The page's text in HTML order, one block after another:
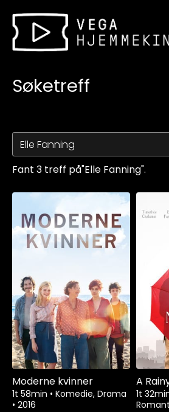
Søketreff
Fant 3 treff på"Elle Fanning".
Moderne kvinner
1t 58min • Komedie, Drama
• 2016
A
1t